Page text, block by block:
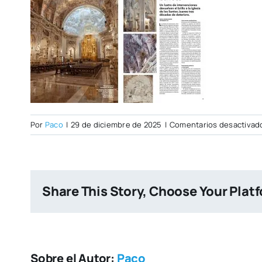
Por Paco | 29 de diciembre de 2025 | Comentarios
Share This Story, Choose Your
Sobre el Autor: Paco